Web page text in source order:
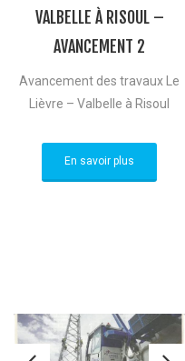
VALBELLE À RISOUL –
AVANCEMENT 2
Avancement des travaux Le
Lièvre – Valbelle à Risoul
En savoir plus